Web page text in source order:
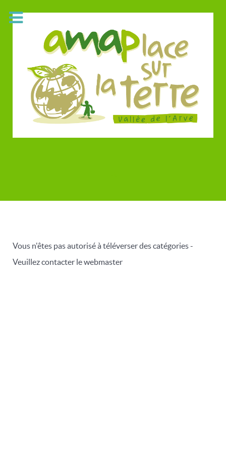
Vous n'êtes pas autorisé à téléverser des catégories -
Veuillez contacter le webmaster